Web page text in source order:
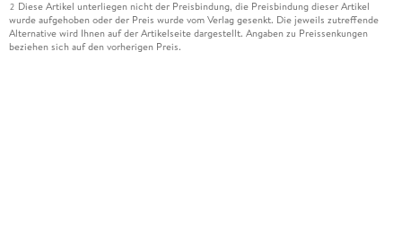
2 Diese Artikel unterliegen nicht der Preisbindung, die Preisbindung dieser Artikel
wurde aufgehoben oder der Preis wurde vom Verlag gesenkt. Die jeweils zutreffende
Alternative wird Ihnen auf der Artikelseite dargestellt. Angaben zu Preissenkungen
beziehen sich auf den vorherigen Preis.